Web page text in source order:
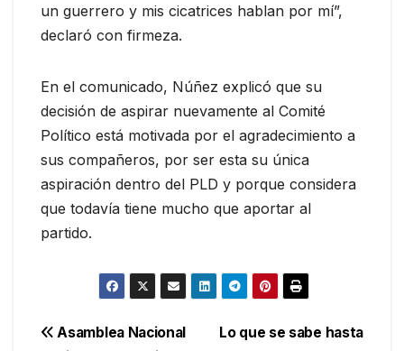
un guerrero y mis cicatrices hablan por mí”,
declaró con firmeza.
En el comunicado, Núñez explicó que su
decisión de aspirar nuevamente al Comité
Político está motivada por el agradecimiento a
sus compañeros, por ser esta su única
aspiración dentro del PLD y porque considera
que todavía tiene mucho que aportar al
partido.
Navegación
Lo que se sabe hasta
Asamblea Nacional